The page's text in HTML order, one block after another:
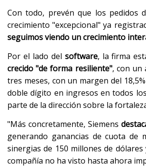
Con todo, prevén que los pedidos
crecimiento "excepcional" ya
seguimos viendo un crecimiento
Por el lado del software, la firma
crecido "de forma resiliente", con un
tres meses, con un margen del
doble dígito en ingresos en todos
parte de la dirección sobre la
"Más concretamente, Siemens
generando ganancias de cuota de
sinergias de 150 millones de
compañía no ha visto hasta ahora